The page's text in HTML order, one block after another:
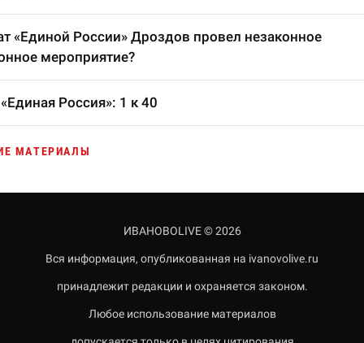
«Единой России» Дроздов провел незаконное
мероприятие?
Россия»: 1 к 40
МАТЕРИАЛЫ
ИВАНОВОLIVE © 2026
Вся информация, опубликованная на ivanovolive.ru
принадлежит редакции и охраняется законом.
Любое использование материалов